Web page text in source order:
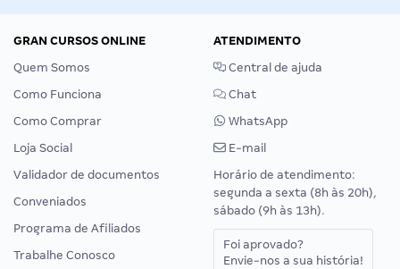
GRAN CURSOS ONLINE
Quem Somos
Como Funciona
Como Comprar
Loja Social
Validador de documentos
Conveniados
Programa de Afiliados
Trabalhe Conosco
ATENDIMENTO
Central de ajuda
Chat
WhatsApp
E-mail
Horário de atendimento:
segunda a sexta (8h às 20h),
sábado (9h às 13h).
Foi aprovado?
Envie-nos a sua história!